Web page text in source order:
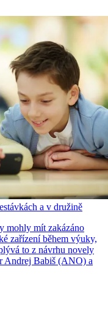
a v družině
mohly mít zakázáno
zařízení během výuky,
to z návrhu novely
Andrej Babiš (ANO) a